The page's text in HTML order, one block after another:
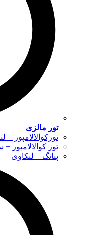
تور مالزی
تورکوالالامپور +
تور کوالالامپور +
پنانگ + لنکاوی